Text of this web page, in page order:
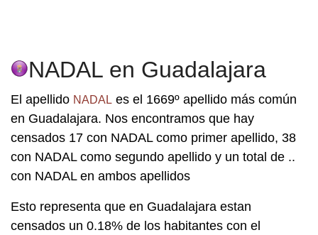
NADAL en Guadalajara
El apellido NADAL es el 1669º apellido más común
en Guadalajara. Nos encontramos que hay
censados 17 con NADAL como primer apellido, 38
con NADAL como segundo apellido y un total de ..
con NADAL en ambos apellidos
Esto representa que en Guadalajara estan
censados un 0.18% de los habitantes con el